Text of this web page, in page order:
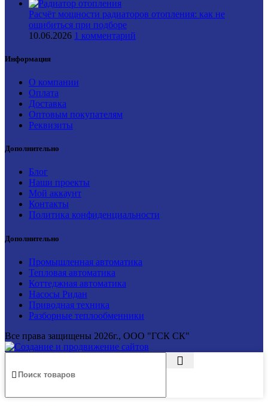
Расчёт мощности радиаторов отопления: как не
ошибиться при подборе
10.06.2026 1 комментарий
Информация
О компании
Оплата
Доставка
Оптовым покупателям
Реквизиты
Дополнительно
Блог
Наши проекты
Мой аккаунт
Контакты
Политика конфиденциальности
Дополнительно
Промышленная автоматика
Тепловая автоматика
Коттеджная автоматика
Насосы Ридан
Приводная техника
Разборные теплообменники
Все права защищены 2026г., ООО "ГСК СК"